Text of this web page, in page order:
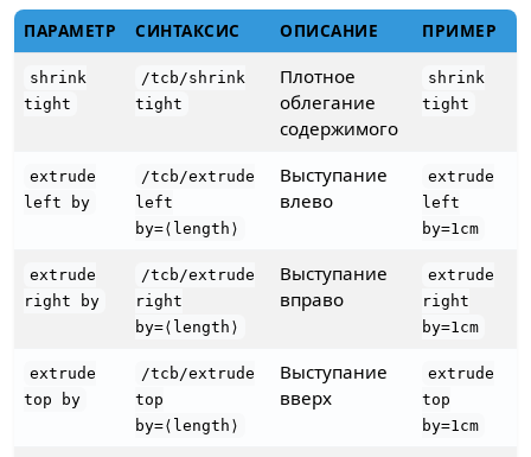
ПАРАМЕТР СИНТАКСИС ОПИСАНИЕ ПРИМЕР
shrink
tight
/tcb/shrink
tight
Плотное
облегание
содержимого
shrink
tight
extrude
left by
/tcb/extrude
left
by=⟨length⟩
Выступание
влево
extrude
left
by=1cm
extrude
right by
/tcb/extrude
right
by=⟨length⟩
Выступание
вправо
extrude
right
by=1cm
extrude
top by
/tcb/extrude
top
by=⟨length⟩
Выступание
вверх
extrude
top
by=1cm